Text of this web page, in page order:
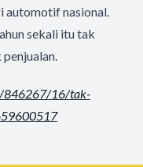
automotif nasional.
sekali itu tak
846267/16/tak-